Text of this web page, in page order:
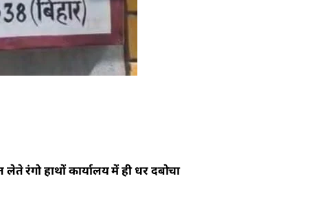
रंगो हाथों कार्यालय में ही धर दबोचा